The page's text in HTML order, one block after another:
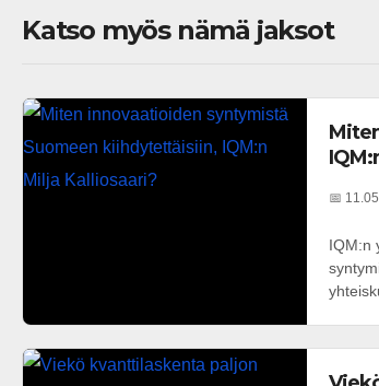
Katso myös nämä jaksot
📅
IQM:n